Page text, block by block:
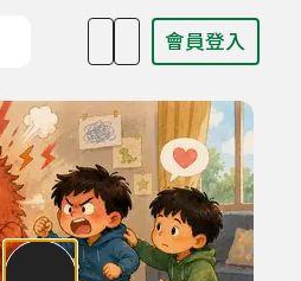
會員登入